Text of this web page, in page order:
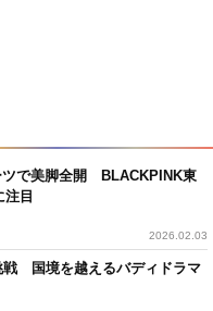
ツで美脚全開 BLACKPINK東
目
2026.02.03
戦 国境を越えるバディドラマ